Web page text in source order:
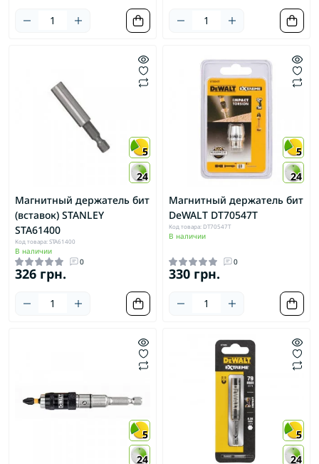
5
24
Магнитный держатель бит
(вставок) STANLEY
STA61400
Код товара: STA61400
В наличии
0
326 грн.
5
24
Магнитный держатель бит
DeWALT DT70547T
Код товара: DT70547T
В наличии
0
330 грн.
5
24
5
24